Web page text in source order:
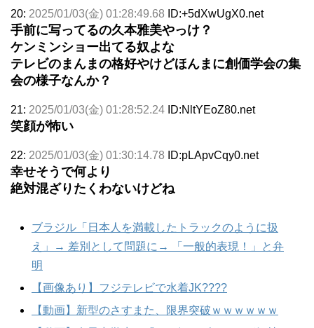
20: 2025/01/03(金) 01:28:49.68 ID:+5dXwUgX0.net
手前に写ってるの久本雅美やっけ？
ケンミンショー出てる奴よな
テレビのまんまの格好やけどほんまに創価学会の集
会の様子なんか？
21: 2025/01/03(金) 01:28:52.24 ID:NltYEoZ80.net
笑顔が怖い
22: 2025/01/03(金) 01:30:14.78 ID:pLApvCqy0.net
幸せそうで何より
絶対混ざりたくわないけどね
ブラジル「日本人を満載したトラックのように扱
え」→ 差別として問題に→ 「一般的表現！」と弁
明
【画像あり】フジテレビで水着JK????
【動画】新型のさすまた、限界突破ｗｗｗｗｗｗ